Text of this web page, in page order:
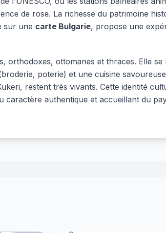
de rose. La richesse du patrimoine
sur une carte Bulgarie, propose une
ottomanes et thraces. Elle
poterie) et une cuisine
restent très vivants. Cette identité
caractère authentique et accueillant du